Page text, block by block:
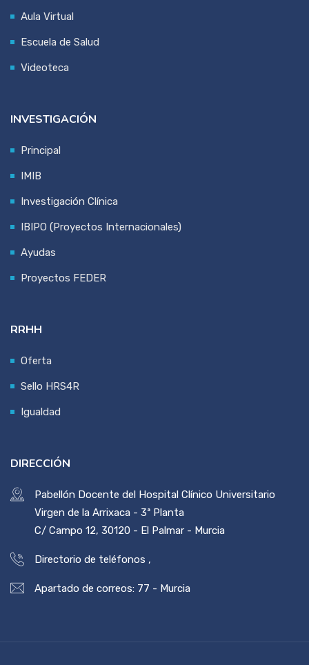
Aula Virtual
Escuela de Salud
Videoteca
INVESTIGACIÓN
Principal
IMIB
Investigación Clínica
IBIPO (Proyectos Internacionales)
Ayudas
Proyectos FEDER
RRHH
Oferta
Sello HRS4R
Igualdad
DIRECCIÓN
Pabellón Docente del Hospital Clínico Universitario
Virgen de la Arrixaca - 3ª Planta
C/ Campo 12, 30120 - El Palmar - Murcia
Directorio de teléfonos ,
Apartado de correos: 77 - Murcia